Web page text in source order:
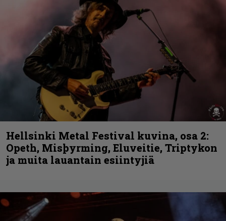
Hellsinki Metal Festival kuvina, osa 2:
Opeth, Misþyrming, Eluveitie, Triptykon
ja muita lauantain esiintyjiä